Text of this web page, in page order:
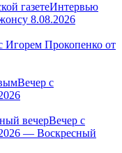
Интервью
8.08.2026
Игорем Прокопенко от
Вечер с
Вечер с
— Воскресный